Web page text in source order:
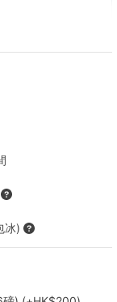
式視乎季節、食
)
)
)
冰)